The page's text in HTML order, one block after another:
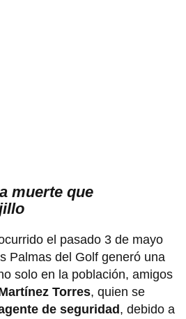
muerte que
el pasado 3 de mayo
Palmas del Golf generó una
solo en la población, amigos
Torres, quien se
de seguridad, debido a